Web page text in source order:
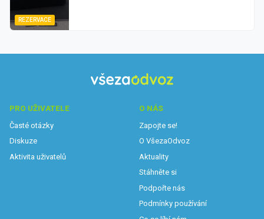
REZERVACE
PRO UŽIVATELE
Časté otázky
Diskuze
Aktivita uživatelů
O NÁS
Zapojte se!
O VšezaOdvoz
Aktuality
Stáhněte si
Podpořte nás
Podmínky používání